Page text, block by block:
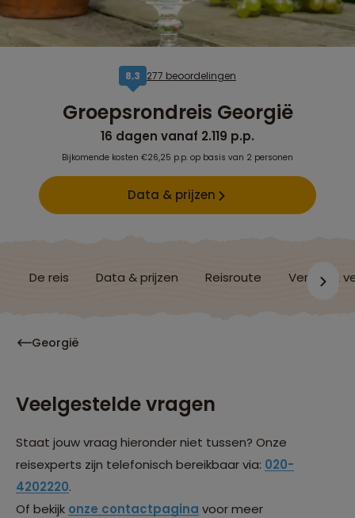
8,3 277 beoordelingen
Groepsrondreis Georgië
16 dagen vanaf 2.119 p.p.
Bijkomende kosten €26,25 p.p. op basis van 2 personen
Data & prijzen
De reis Data & prijzen Reisroute Verblijf &
Georgië
Veelgestelde vragen
Staat jouw vraag hieronder niet tussen? Onze
reisexperts zijn telefonisch bereikbaar via: 020-
4202220.
Of bekijk onze contactpagina voor meer